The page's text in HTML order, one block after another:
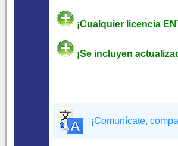
¡Cualquier licencia
¡Se incluyen
¡Comunícate,